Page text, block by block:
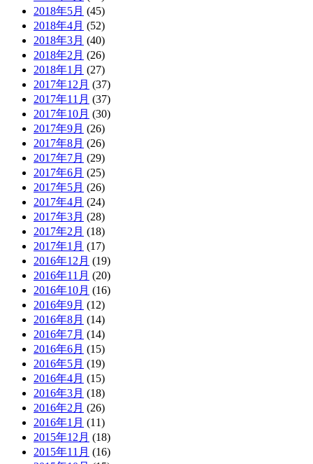
2018年5月 (45)
2018年4月 (52)
2018年3月 (40)
2018年2月 (26)
2018年1月 (27)
2017年12月 (37)
2017年11月 (37)
2017年10月 (30)
2017年9月 (26)
2017年8月 (26)
2017年7月 (29)
2017年6月 (25)
2017年5月 (26)
2017年4月 (24)
2017年3月 (28)
2017年2月 (18)
2017年1月 (17)
2016年12月 (19)
2016年11月 (20)
2016年10月 (16)
2016年9月 (12)
2016年8月 (14)
2016年7月 (14)
2016年6月 (15)
2016年5月 (19)
2016年4月 (15)
2016年3月 (18)
2016年2月 (26)
2016年1月 (11)
2015年12月 (18)
2015年11月 (16)